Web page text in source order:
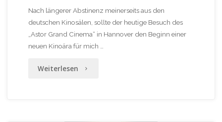
ist!"
Nach längerer Abstinenz meinerseits aus den
deutschen Kinosälen, sollte der heutige Besuch des
„Astor Grand Cinema“ in Hannover den Beginn einer
neuen Kinoära für mich …
Weiterlesen "SPIDER-